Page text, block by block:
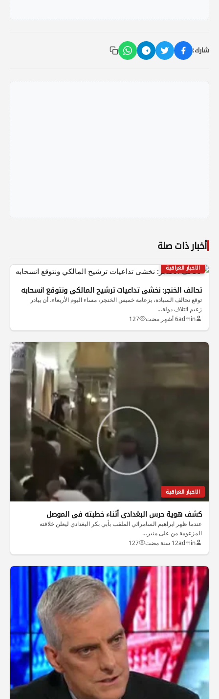
شارك:
أخبار ذات صلة
الاخبار العراقية
تحالف الخنجر: نخشى تداعيات ترشيح المالكي ونتوقع انسحابه
توقع تحالف السيادة، بزعامة خميس الخنجر، مساء اليوم الأربعاء، أن يبادر
زعيم ائتلاف دولة…
admin6 أشهر مضت 127
الاخبار العراقية
كشف هوية حرس البغدادي أثناء خطبته في الموصل
عندما ظهر ابراهيم السامرائي الملقب بأبي بكر البغدادي ليعلن خلافته
المزعومة من على منبر…
admin12 سنة مضت 127